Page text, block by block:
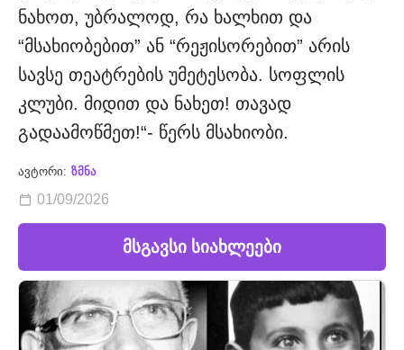
ნახოთ, უბრალოდ, რა ხალხით და
“მსახიობებით” ან “რეჟისორებით” არის
სავსე თეატრების უმეტესობა. სოფლის
კლუბი. მიდით და ნახეთ! თავად
გადაამოწმეთ!“- წერს მსახიობი.
ავტორი: ზმნა
01/09/2026
მსგავსი სიახლეები